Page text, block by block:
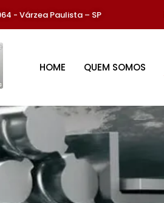
- Várzea Paulista – SP
HOME QUEM SOMOS